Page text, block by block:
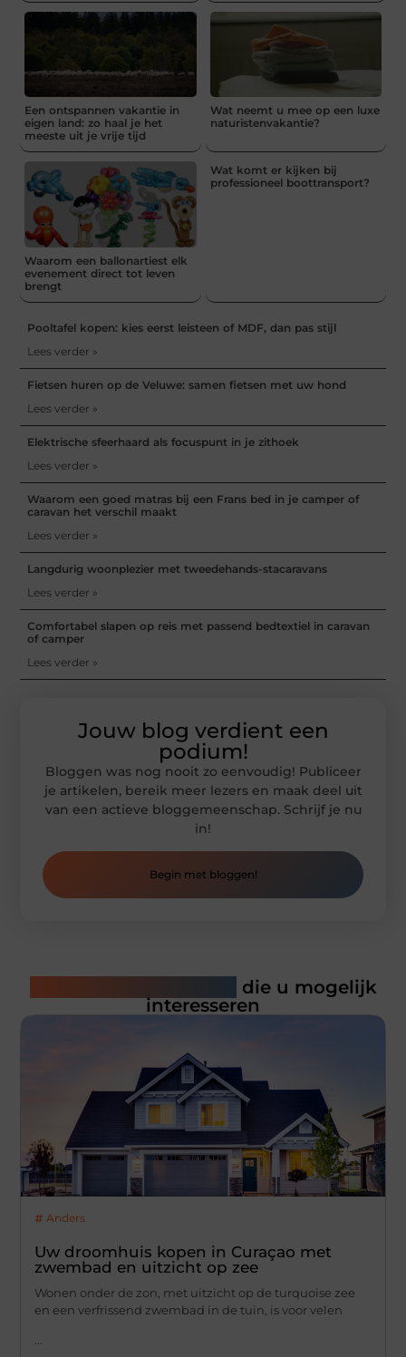
Een ontspannen vakantie in
eigen land: zo haal je het
meeste uit je vrije tijd
Wat neemt u mee op een luxe
naturistenvakantie?
Waarom een ballonartiest elk
evenement direct tot leven
brengt
Wat komt er kijken bij
professioneel boottransport?
Pooltafel kopen: kies eerst leisteen of MDF, dan pas stijl
Lees verder »
Fietsen huren op de Veluwe: samen fietsen met uw hond
Lees verder »
Elektrische sfeerhaard als focuspunt in je zithoek
Lees verder »
Waarom een goed matras bij een Frans bed in je camper of
caravan het verschil maakt
Lees verder »
Langdurig woonplezier met tweedehands-stacaravans
Lees verder »
Comfortabel slapen op reis met passend bedtextiel in caravan
of camper
Lees verder »
Jouw blog verdient een
podium!
Bloggen was nog nooit zo eenvoudig! Publiceer
je artikelen, bereik meer lezers en maak deel uit
van een actieve bloggemeenschap. Schrijf je nu
in!
Begin met bloggen!
die u mogelijk
interesseren
Anders
Uw droomhuis kopen in Curaçao met
zwembad en uitzicht op zee
Wonen onder de zon, met uitzicht op de turquoise zee
en een verfrissend zwembad in de tuin, is voor velen
...